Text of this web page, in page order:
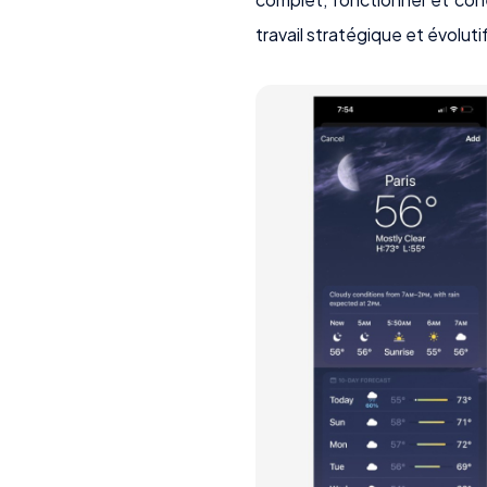
travail stratégique et